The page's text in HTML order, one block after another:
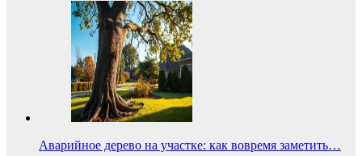
Аварийное дерево на участке: как вовремя заметить…